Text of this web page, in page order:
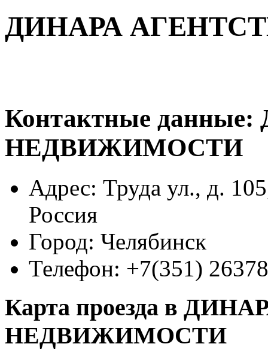
ДИНАРА
Контактные данные:
НЕДВИЖИМОСТИ
Адрес: Труда ул., д.
Россия
Город: Челябинск
Телефон: +7(351)
Карта проезда в
НЕДВИЖИМОСТИ